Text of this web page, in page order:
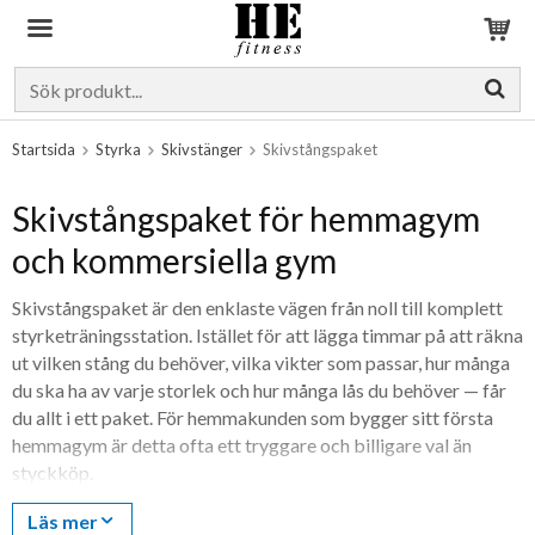
Startsida Styrka Skivstänger Skivstångspaket
Skivstångspaket för hemmagym
och kommersiella gym
Skivstångspaket är den enklaste vägen från noll till komplett
styrketräningsstation. Istället för att lägga timmar på att räkna
ut vilken stång du behöver, vilka vikter som passar, hur många
du ska ha av varje storlek och hur många lås du behöver — får
du allt i ett paket. För hemmakunden som bygger sitt första
hemmagym är detta ofta ett tryggare och billigare val än
styckköp.
Vi har skivstångspaket i tre huvudkategorier:
Läs mer